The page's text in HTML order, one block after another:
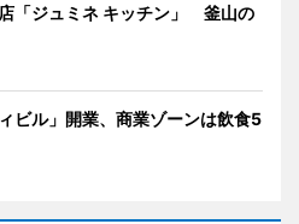
「ジュミネ キッチン」 釜山の
ビル」開業、商業ゾーンは飲食5